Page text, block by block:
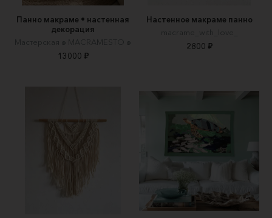
Панно макраме • настенная
декорация
Мастерская ๑ MACRAMESTO ๑
13000 ₽
Настенное макраме панно
macrame_with_love_
2800 ₽